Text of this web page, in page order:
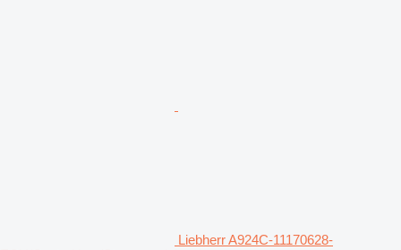
Liebherr A924C-11170628-